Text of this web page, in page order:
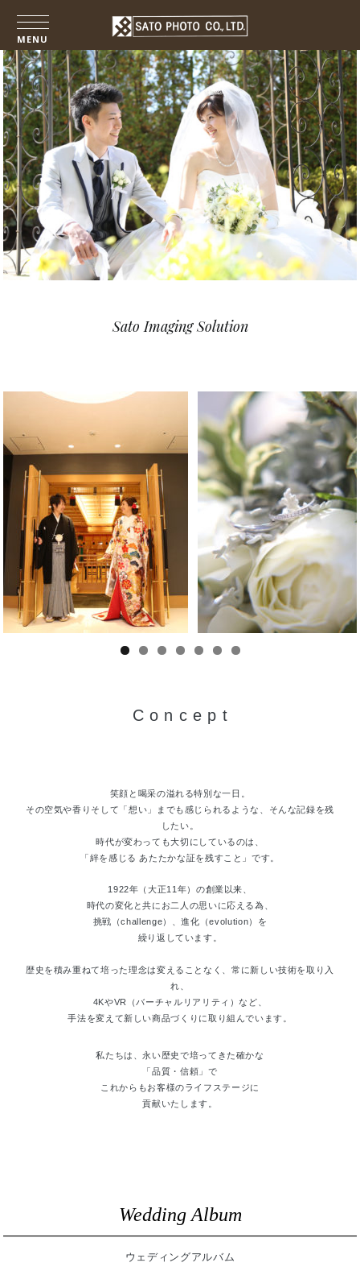
ン
テ
ン
ツ
へ
ス
キ
ッ
プ
ホテルメトロポリタン仙台 佐藤写真
Sato Imaging Solution
C o n c e p t
笑顔と喝采の溢れる特別な一日。
その空気や香りそして「想い」までも感じられるような、そんな記録を残
したい。
時代が変わっても大切にしているのは、
「絆を感じる あたたかな証を残すこと」です。
1922年（大正11年）の創業以来、
時代の変化と共にお二人の思いに応える為、
挑戦（challenge）、進化（evolution）を
繰り返しています。
歴史を積み重ねて培った理念は変えることなく、常に新しい技術を取り入
れ、
4KやVR（バーチャルリアリティ）など、
手法を変えて新しい商品づくりに取り組んでいます。
私たちは、永い歴史で培ってきた確かな
「品質・信頼」で
これからもお客様のライフステージに
貢献いたします。
Wedding Album
ウェディングアルバム
MENU